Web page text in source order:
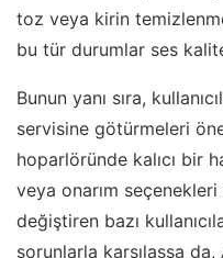
toz veya kirin
bu tür durumlar ses
Bunun yanı sıra,
servisine götürmeleri
hoparlöründe kalıcı bir
veya onarım seçenekleri
değiştiren bazı
sorunlarla karşılaşsa da,